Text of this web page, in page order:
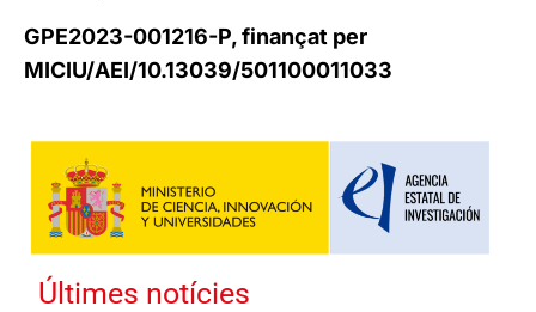
GPE2023-001216-P, finançat per
MICIU/AEI/10.13039/501100011033
Últimes notícies